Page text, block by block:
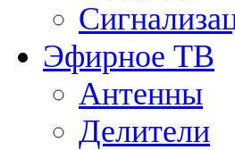
Эфирное ТВ
Антенны
Делители